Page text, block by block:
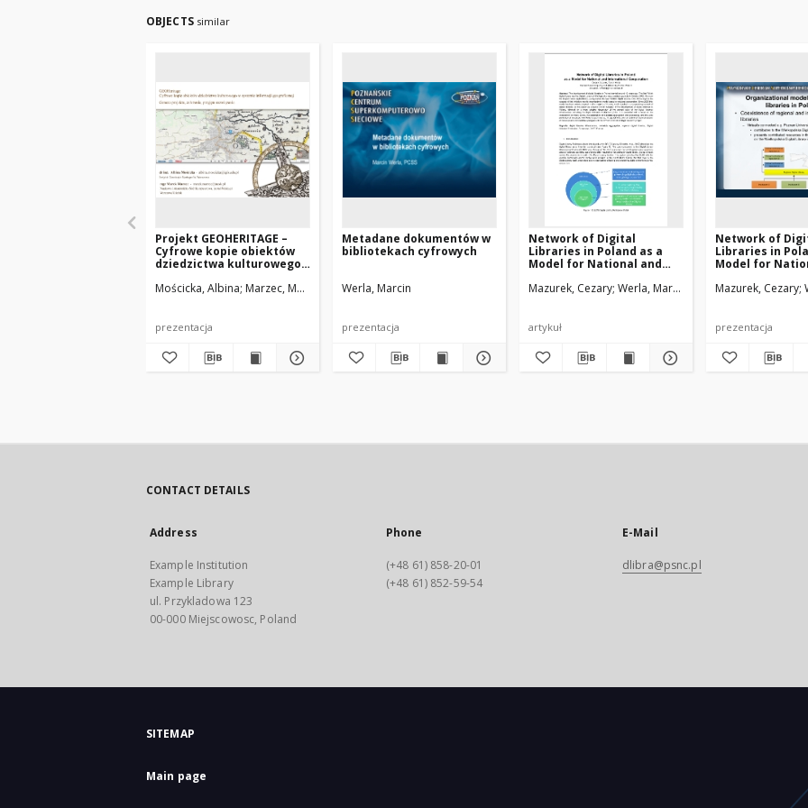
OBJECTS similar
Projekt GEOHERITAGE –
Cyfrowe kopie obiektów
dziedzictwa kulturowego
geograficznej
Mościcka, Albina Marzec, Marek
prezentacja
Metadane dokumentów w
bibliotekach cyfrowych
Werla, Marcin
prezentacja
Network of Digital
Libraries in Poland as a
Model for National and
Mazurek, Cezary Werla, Marcin
artykuł
Network of
Libraries in
Model for
Mazurek, Cezary
prezentacja
CONTACT DETAILS
Address
Example Institution
Example Library
ul. Przykladowa 123
00-000 Miejscowosc, Poland
Phone
(+48 61) 858-20-01
(+48 61) 852-59-54
E-Mail
dlibra@psnc.pl
SITEMAP
Main page